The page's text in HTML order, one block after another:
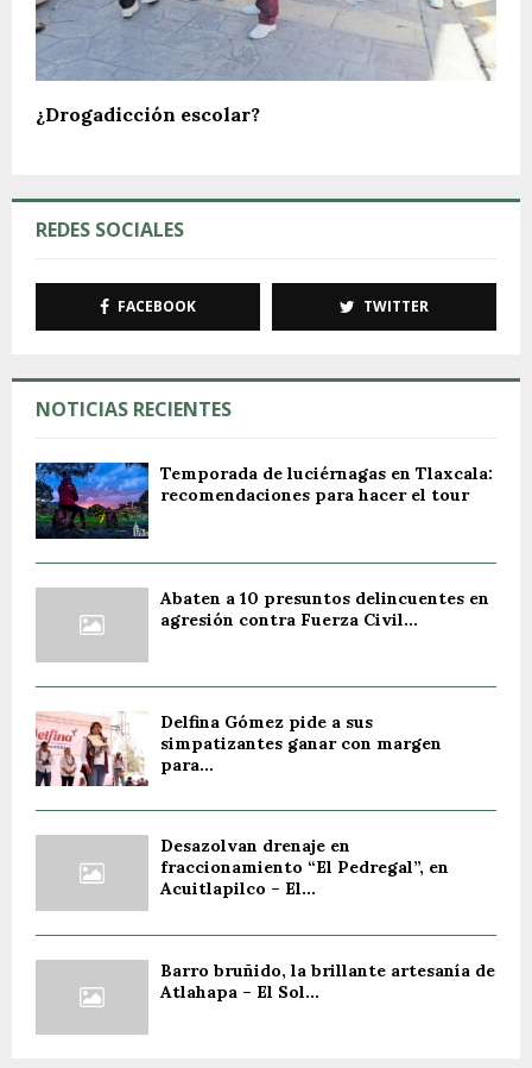
¿Drogadicción escolar?
REDES SOCIALES
FACEBOOK TWITTER
NOTICIAS RECIENTES
Temporada de luciérnagas en Tlaxcala:
recomendaciones para hacer el tour
Abaten a 10 presuntos delincuentes en
agresión contra Fuerza Civil...
Delfina Gómez pide a sus
simpatizantes ganar con margen
para...
Desazolvan drenaje en
fraccionamiento “El Pedregal”, en
Acuitlapilco – El...
Barro bruñido, la brillante artesanía de
Atlahapa – El Sol...